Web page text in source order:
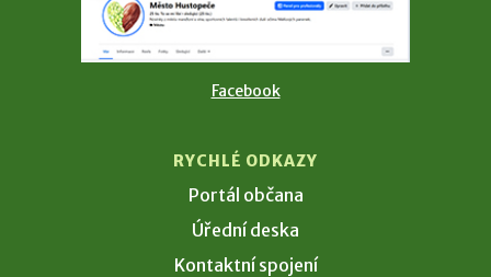
Facebook
RYCHLÉ ODKAZY
Portál občana
Úřední deska
Kontaktní spojení